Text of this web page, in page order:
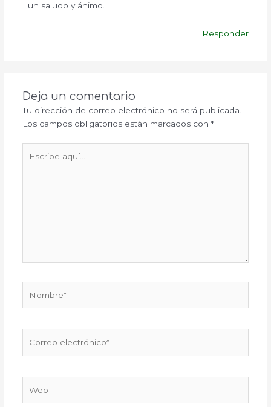
un saludo y ánimo.
Responder
Deja un comentario
Tu dirección de correo electrónico no será publicada.
Los campos obligatorios están marcados con *
aquí...
electrónico*